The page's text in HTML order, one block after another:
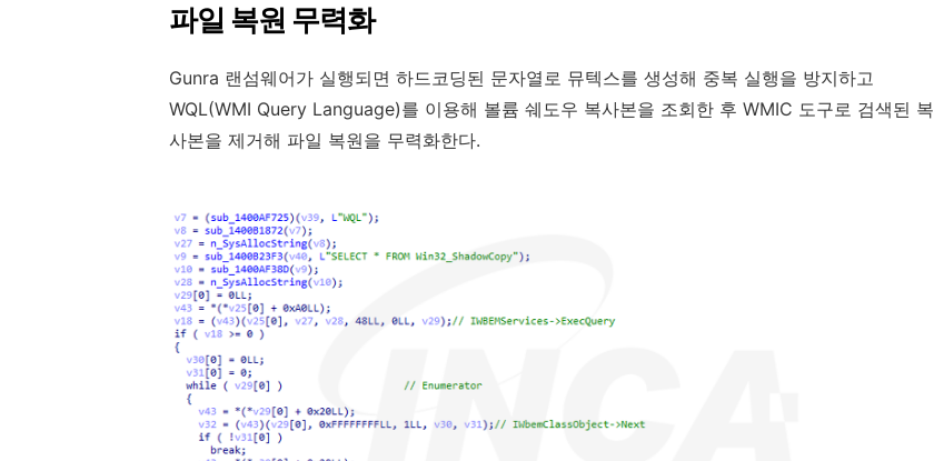
파일 복원 무력화
Gunra 랜섬웨어가 실행되면 하드코딩된 문자열로 뮤텍스를 생성해 중복 실행을 방지하고
WQL(WMI Query Language)를 이용해 볼륨 쉐도우 복사본을 조회한 후 WMIC 도구로 검색된 복
사본을 제거해 파일 복원을 무력화한다.